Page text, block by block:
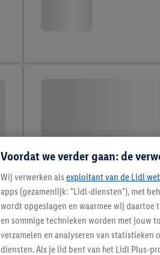
Voordat we verder gaan: de
Wij verwerken als exploitant van de Lidl
apps (gezamenlijk: "Lidl-diensten"), met
wordt opgeslagen en waarmee wij daartoe
en sommige technieken worden met jouw
verzamelen en analyseren van
diensten. Als je lid bent van het Lidl Plus-